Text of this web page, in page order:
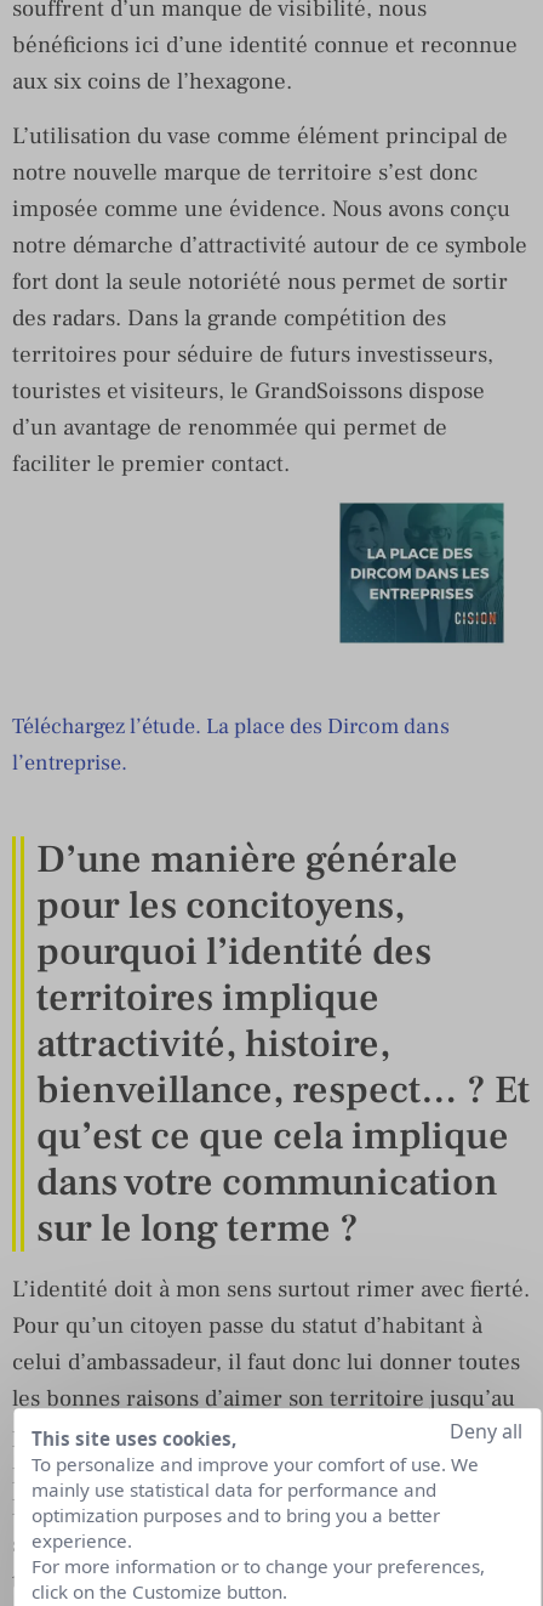
souffrent d’un manque de visibilité, nous
bénéficions ici d’une identité connue et reconnue
aux six coins de l’hexagone.
L’utilisation du vase comme élément principal de
notre nouvelle marque de territoire s’est donc
imposée comme une évidence. Nous avons conçu
notre démarche d’attractivité autour de ce symbole
fort dont la seule notoriété nous permet de sortir
des radars. Dans la grande compétition des
territoires pour séduire de futurs investisseurs,
touristes et visiteurs, le GrandSoissons dispose
d’un avantage de renommée qui permet de
faciliter le premier contact.
Téléchargez l’étude. La place des Dircom dans
l’entreprise.
D’une manière générale
pour les concitoyens,
pourquoi l’identité des
territoires implique
attractivité, histoire,
bienveillance, respect… ? Et
qu’est ce que cela implique
dans votre communication
sur le long terme ?
L’identité doit à mon sens surtout rimer avec fierté.
Pour qu’un citoyen passe du statut d’habitant à
celui d’ambassadeur, il faut donc lui donner toutes
les bonnes raisons d’aimer son territoire jusqu’au
point de vouloir en être un défenseur ou un
promoteur. J’ai conscience que c’est un travail de
longue haleine, mais c’est cette ambition qui
stimule notre créativité quotidienne pour valoriser
tout ce qui mérite de l’être.
This site uses cookies,
To personalize and improve your comfort of use. We
mainly use statistical data for performance and
optimization purposes and to bring you a better
experience.
For more information or to change your preferences,
click on the Customize button.
Deny all